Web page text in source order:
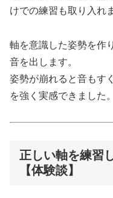
けでの練習も取り入れ
軸を意識した姿勢を作
音を出します。
姿勢が崩れると音もす
を強く実感できました。
正しい軸を練習
【体験談】